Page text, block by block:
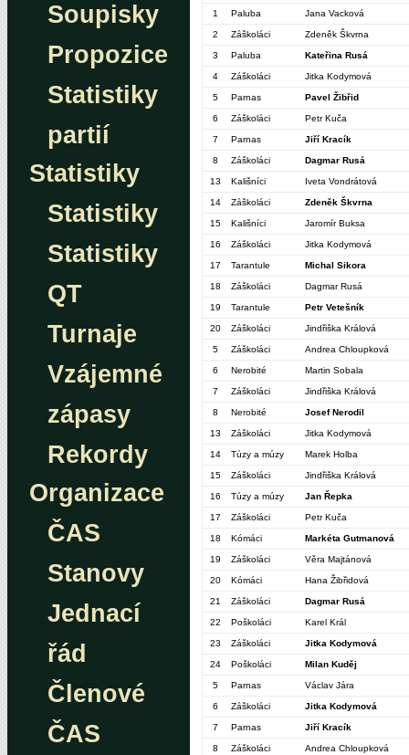
Soupisky
Propozice
Statistiky
partií
Statistiky
Statistiky
Statistiky
QT
Turnaje
Vzájemné
zápasy
Rekordy
Organizace
ČAS
Stanovy
Jednací
řád
Členové
ČAS
1 Paluba Jana Vacková
2 Záškoláci Zdeněk Škvrna
3 Paluba Kateřina Rusá
4 Záškoláci Jitka Kodymová
5 Parnas Pavel Žibřid
6 Záškoláci Petr Kuča
7 Parnas Jiří Kracík
8 Záškoláci Dagmar Rusá
13 Kališníci Iveta Vondrátová
14 Záškoláci Zdeněk Škvrna
15 Kališníci Jaromír Buksa
16 Záškoláci Jitka Kodymová
17 Tarantule Michal Sikora
18 Záškoláci Dagmar Rusá
19 Tarantule Petr Vetešník
20 Záškoláci Jindřiška Králová
5 Záškoláci Andrea Chloupková
6 Nerobité Martin Sobala
7 Záškoláci Jindřiška Králová
8 Nerobité Josef Nerodil
13 Záškoláci Jitka Kodymová
14 Túzy a múzy Marek Holba
15 Záškoláci Jindřiška Králová
16 Túzy a múzy Jan Řepka
17 Záškoláci Petr Kuča
18 Kómáci Markéta Gutmanová
19 Záškoláci Věra Majtánová
20 Kómáci Hana Žibřidová
21 Záškoláci Dagmar Rusá
22 Poškoláci Karel Král
23 Záškoláci Jitka Kodymová
24 Poškoláci Milan Kuděj
5 Parnas Václav Jára
6 Záškoláci Jitka Kodymová
7 Parnas Jiří Kracík
8 Záškoláci Andrea Chloupková